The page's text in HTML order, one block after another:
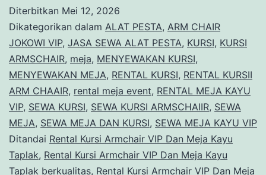
VIP
Dan
Meja
Kayu
Taplak
Di
Jakarta
Diterbitkan Mei 12, 2026
Dikategorikan dalam ALAT PESTA, ARM CHAIR
JOKOWI VIP, JASA SEWA ALAT PESTA, KURSI, KURSI
ARMSCHAIR, meja, MENYEWAKAN KURSI,
MENYEWAKAN MEJA, RENTAL KURSI, RENTAL KURSII
ARM CHAAIR, rental meja event, RENTAL MEJA KAYU
VIP, SEWA KURSI, SEWA KURSI ARMSCHAIIR, SEWA
MEJA, SEWA MEJA DAN KURSI, SEWA MEJA KAYU VIP
Ditandai Rental Kursi Armchair VIP Dan Meja Kayu
Taplak, Rental Kursi Armchair VIP Dan Meja Kayu
Taplak berkualitas, Rental Kursi Armchair VIP Dan Meja